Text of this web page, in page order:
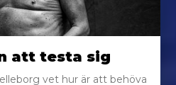
att testa sig
vet hur är att behöva